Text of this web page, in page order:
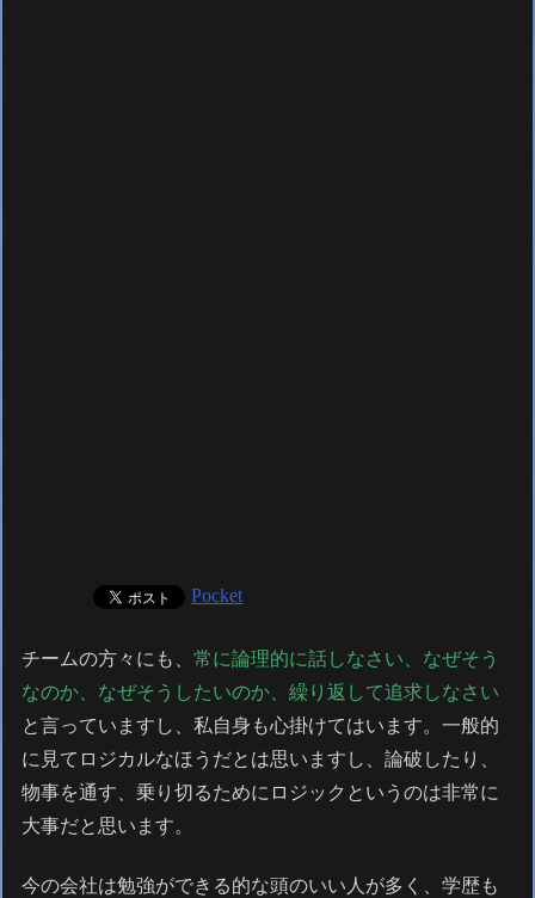
Pocket
チームの方々にも、常に論理的に話しなさい、なぜそう
なのか、なぜそうしたいのか、繰り返して追求しなさい
と言っていますし、私自身も心掛けてはいます。一般的
に見てロジカルなほうだとは思いますし、論破したり、
物事を通す、乗り切るためにロジックというのは非常に
大事だと思います。
今の会社は勉強ができる的な頭のいい人が多く、学歴も